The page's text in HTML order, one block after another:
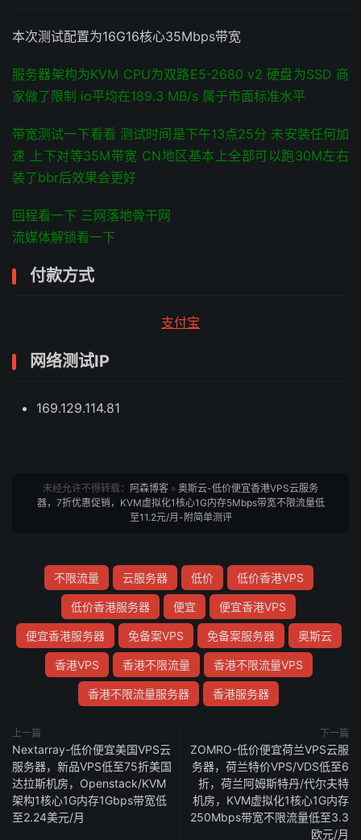
本次测试配置为16G16核心35Mbps带宽
服务器架构为KVM CPU为双路E5-2680 v2 硬盘为SSD 商
家做了限制 io平均在189.3 MB/s 属于市面标准水平
带宽测试一下看看 测试时间是下午13点25分 未安装任何加
速 上下对等35M带宽 CN地区基本上全部可以跑30M左右
装了bbr后效果会更好
回程看一下 三网落地骨干网
流媒体解锁看一下
付款方式
支付宝
网络测试IP
169.129.114.81
未经允许不得转载： 阿森博客 » 奥斯云-低价便宜香港VPS云服务
器，7折优惠促销，KVM虚拟化1核心1G内存5Mbps带宽不限流量低
至11.2元/月-附简单测评
不限流量 云服务器 低价 低价香港VPS
低价香港服务器 便宜 便宜香港VPS
便宜香港服务器 免备案VPS 免备案服务器 奥斯云
香港VPS 香港不限流量 香港不限流量VPS
香港不限流量服务器 香港服务器
上一篇
Nextarray-低价便宜美国VPS云
服务器，新品VPS低至75折美国
达拉斯机房，Openstack/KVM
架构1核心1G内存1Gbps带宽低
至2.24美元/月
下一篇
ZOMRO-低价便宜荷兰VPS云服
务器，荷兰特价VPS/VDS低至6
折，荷兰阿姆斯特丹/代尔夫特
机房，KVM虚拟化1核心1G内存
250Mbps带宽不限流量低至3.3
欧元/月